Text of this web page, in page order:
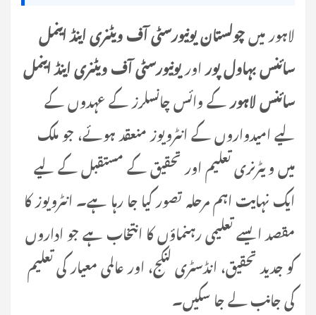
لاہور میںچولستان یونیورسٹی آف ویٹنری اینڈ اینمل
سائنس بہاول پوراوریونیورسٹی آف ویٹنری اینڈ اینمل
سائنس لاہورکے وائس چانسلرز کے عہدوں کے
لیے امیدواروں کے انٹرویوز منعقد ہوئے، جو ملک
میں ویٹرنری تعلیم اور تحقیق کے مستقبل کے لیے
ایک نہایت اہم مرحلہ تصور کیا جا رہا ہے۔ انٹرویوز کا
مقصد ایسے تعلیمی رہنماؤں کا انتخاب ہے جو اداروں
کو جدید تحقیق، انڈسٹری لنکج، اور عالمی معیار کی تعلیم
کی جانب لے جا سکیں۔